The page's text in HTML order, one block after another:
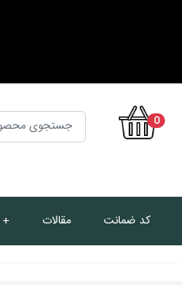
0
کد ضمانت مقالات